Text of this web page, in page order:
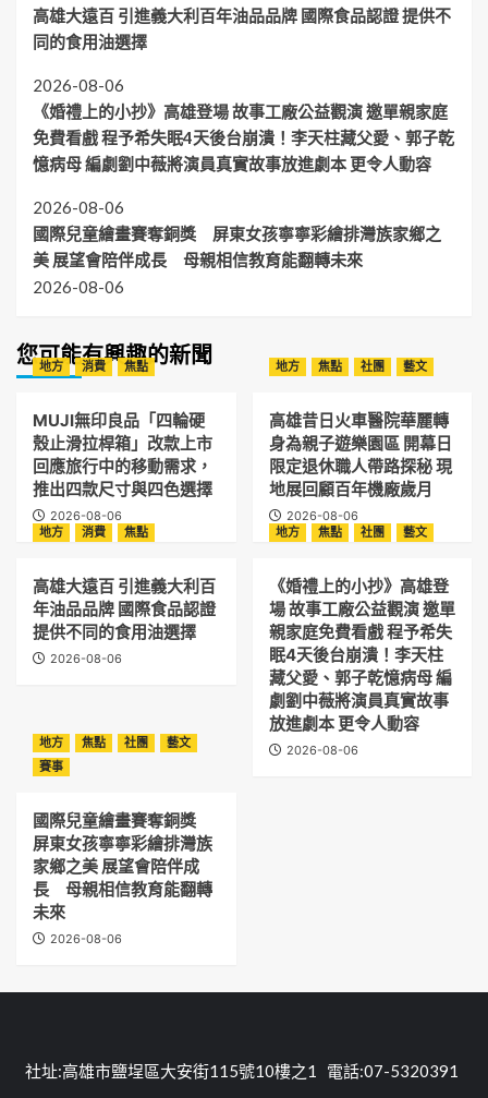
高雄大遠百 引進義大利百年油品品牌 國際食品認證 提供不
同的食用油選擇
2026-08-06
《婚禮上的小抄》高雄登場 故事工廠公益觀演 邀單親家庭
免費看戲 程予希失眠4天後台崩潰！李天柱藏父愛、郭子乾
憶病母 編劇劉中薇將演員真實故事放進劇本 更令人動容
2026-08-06
國際兒童繪畫賽奪銅獎 屏東女孩寧寧彩繪排灣族家鄉之
美 展望會陪伴成長 母親相信教育能翻轉未來
2026-08-06
您可能有興趣的新聞
地方 消費 焦點
MUJI無印良品「四輪硬
殼止滑拉桿箱」改款上市
回應旅行中的移動需求，
推出四款尺寸與四色選擇
2026-08-06
地方 焦點 社團 藝文
高雄昔日火車醫院華麗轉
身為親子遊樂園區 開幕日
限定退休職人帶路探秘 現
地展回顧百年機廠歲月
2026-08-06
地方
消費 焦點
高雄大遠百 引進義大利百
年油品品牌 國際食品認證
提供不同的食用油選擇
2026-08-06
地方 焦點 社團 藝文
《婚禮上的小抄》高雄登
場 故事工廠公益觀演 邀單
親家庭免費看戲 程予希失
眠4天後台崩潰！李天柱
藏父愛、郭子乾憶病母 編
劇劉中薇將演員真實故事
放進劇本 更令人動容
2026-08-06
地方 焦點 社團
藝文
賽事
國際兒童繪畫賽奪銅獎
屏東女孩寧寧彩繪排灣族
家鄉之美 展望會陪伴成
長 母親相信教育能翻轉
未來
2026-08-06
社址:高雄市鹽埕區大安街115號10樓之1 電話:07-5320391